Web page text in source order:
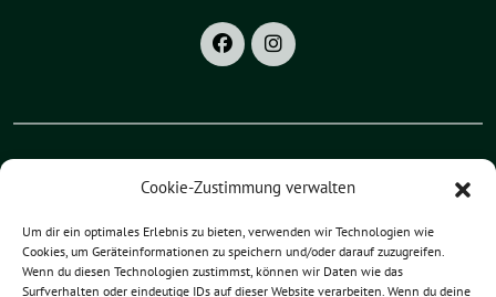
Cookie-Zustimmung verwalten
Um dir ein optimales Erlebnis zu bieten, verwenden wir Technologien wie
Cookies, um Geräteinformationen zu speichern und/oder darauf zuzugreifen.
Wenn du diesen Technologien zustimmst, können wir Daten wie das
Surfverhalten oder eindeutige IDs auf dieser Website verarbeiten. Wenn du deine
Grüne Bayern
Grüne Oberpfalz
Grüne Landkreis Regensburg